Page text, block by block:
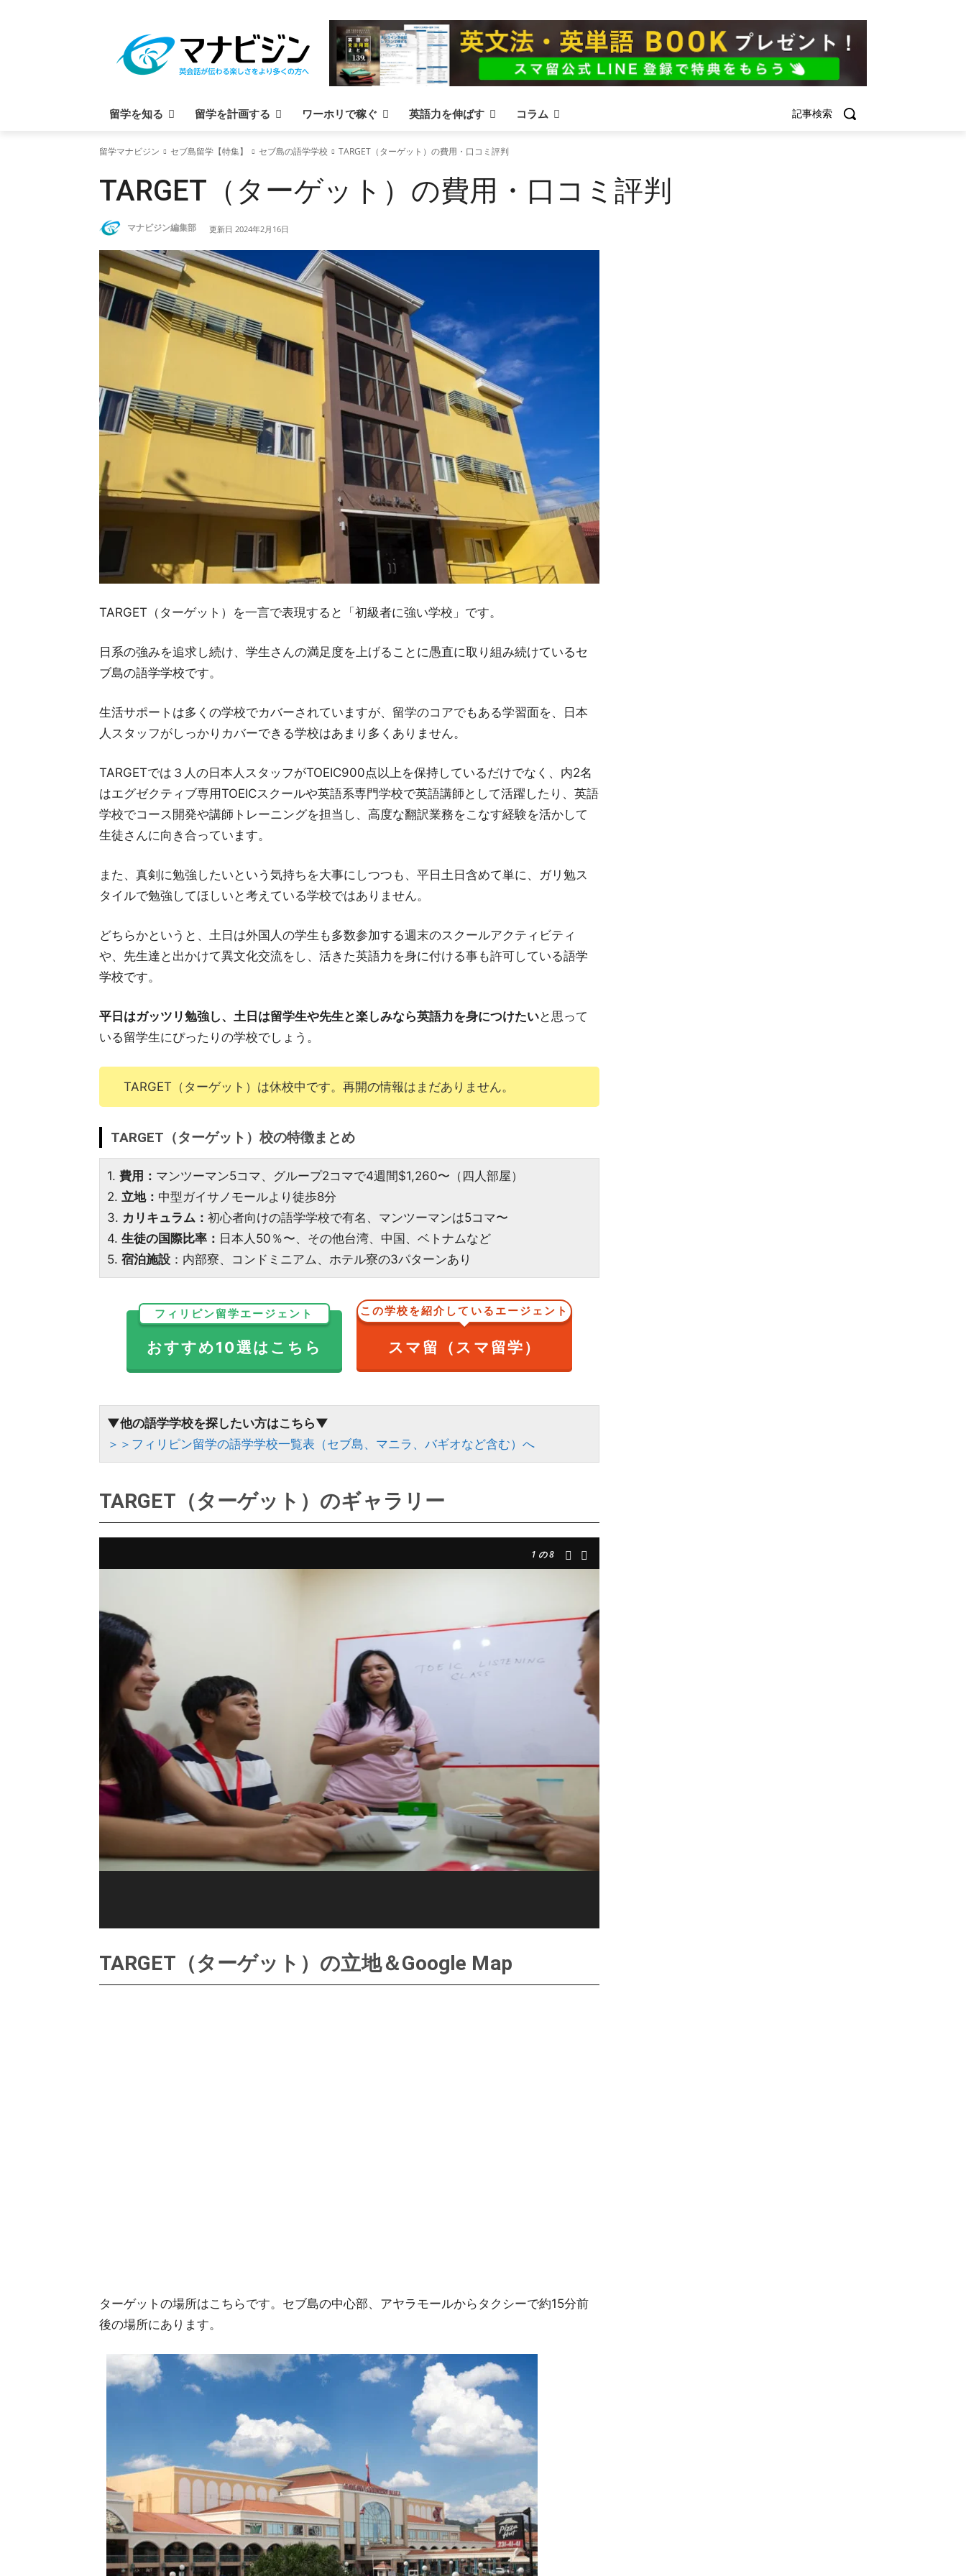
留学を知る 留学を計画する ワーホリで稼ぐ 英語力を伸ばす コラム 記事検索
留学マナビジン セブ島留学【特集】 セブ島の語学学校 TARGET（ターゲット）の費用・口コミ評判
TARGET（ターゲット）の費用・口コミ評判
マナビジン編集部 更新日 2024年2月16日
TARGET（ターゲット）を一言で表現すると「初級者に強い学校」です。
日系の強みを追求し続け、学生さんの満足度を上げることに愚直に取り組み続けているセ
ブ島の語学学校です。
生活サポートは多くの学校でカバーされていますが、留学のコアでもある学習面を、日本
人スタッフがしっかりカバーできる学校はあまり多くありません。
TARGETでは３人の日本人スタッフがTOEIC900点以上を保持しているだけでなく、内2名
はエグゼクティブ専用TOEICスクールや英語系専門学校で英語講師として活躍したり、英語
学校でコース開発や講師トレーニングを担当し、高度な翻訳業務をこなす経験を活かして
生徒さんに向き合っています。
また、真剣に勉強したいという気持ちを大事にしつつも、平日土日含めて単に、ガリ勉ス
タイルで勉強してほしいと考えている学校ではありません。
どちらかというと、土日は外国人の学生も多数参加する週末のスクールアクティビティ
や、先生達と出かけて異文化交流をし、活きた英語力を身に付ける事も許可している語学
学校です。
平日はガッツリ勉強し、土日は留学生や先生と楽しみなら英語力を身につけたいと思って
いる留学生にぴったりの学校でしょう。
TARGET（ターゲット）は休校中です。再開の情報はまだありません。
TARGET（ターゲット）校の特徴まとめ
1. 費用： マンツーマン5コマ、グループ2コマで4週間$1,260〜（四人部屋）
2. 立地： 中型ガイサノモールより徒歩8分
3. カリキュラム： 初心者向けの語学学校で有名、マンツーマンは5コマ〜
4. 生徒の国際比率： 日本人50％〜、その他台湾、中国、ベトナムなど
5. 宿泊施設 ：内部寮、コンドミニアム、ホテル寮の3パターンあり
フィリピン留学エージェント
おすすめ10選はこちら
この学校を紹介しているエージェント
スマ留（スマ留学）
▼他の語学学校を探したい方はこちら▼
＞＞フィリピン留学の語学学校一覧表（セブ島、マニラ、バギオなど含む）へ
TARGET（ターゲット）のギャラリー
1 の 8
TARGET（ターゲット）の立地＆Google Map
ターゲットの場所はこちらです。セブ島の中心部、アヤラモールからタクシーで約15分前
後の場所にあります。